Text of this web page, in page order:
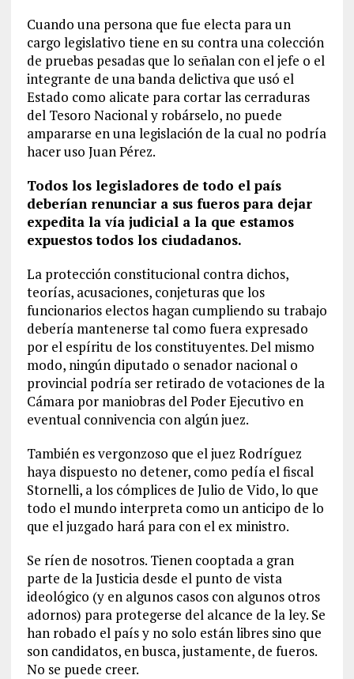
Cuando una persona que fue electa para un
cargo legislativo tiene en su contra una colección
de pruebas pesadas que lo señalan con el jefe o el
integrante de una banda delictiva que usó el
Estado como alicate para cortar las cerraduras
del Tesoro Nacional y robárselo, no puede
ampararse en una legislación de la cual no podría
hacer uso Juan Pérez.
Todos los legisladores de todo el país
deberían renunciar a sus fueros para dejar
expedita la vía judicial a la que estamos
expuestos todos los ciudadanos.
La protección constitucional contra dichos,
teorías, acusaciones, conjeturas que los
funcionarios electos hagan cumpliendo su trabajo
debería mantenerse tal como fuera expresado
por el espíritu de los constituyentes. Del mismo
modo, ningún diputado o senador nacional o
provincial podría ser retirado de votaciones de la
Cámara por maniobras del Poder Ejecutivo en
eventual connivencia con algún juez.
También es vergonzoso que el juez Rodríguez
haya dispuesto no detener, como pedía el fiscal
Stornelli, a los cómplices de Julio de Vido, lo que
todo el mundo interpreta como un anticipo de lo
que el juzgado hará para con el ex ministro.
Se ríen de nosotros. Tienen cooptada a gran
parte de la Justicia desde el punto de vista
ideológico (y en algunos casos con algunos otros
adornos) para protegerse del alcance de la ley. Se
han robado el país y no solo están libres sino que
son candidatos, en busca, justamente, de fueros.
No se puede creer.